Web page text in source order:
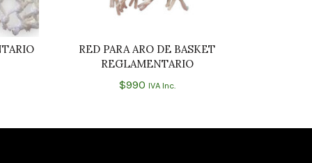
AÑADIR AL CARRITO
RED PARA ARO DE BASKET
REGLAMENTARIO
$990 IVA Inc.